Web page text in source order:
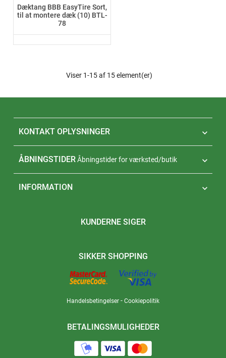
Dæktang BBB EasyTire Sort,
til at montere dæk (10) BTL-
78
Viser 1-15 af 15 element(er)
KONTAKT OPLYSNINGER 
ÅBNINGSTIDER 
Åbningstider for værksted/butik
INFORMATION 
KUNDERNE SIGER
SIKKER SHOPPING
Handelsbetingelser - Cookiepolitik
BETALINGSMULIGHEDER